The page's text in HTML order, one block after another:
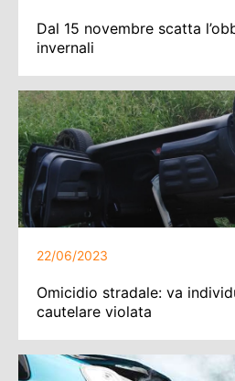
Dal 15 novembre scatta
invernali
22/06/2023
Omicidio stradale: va
cautelare violata